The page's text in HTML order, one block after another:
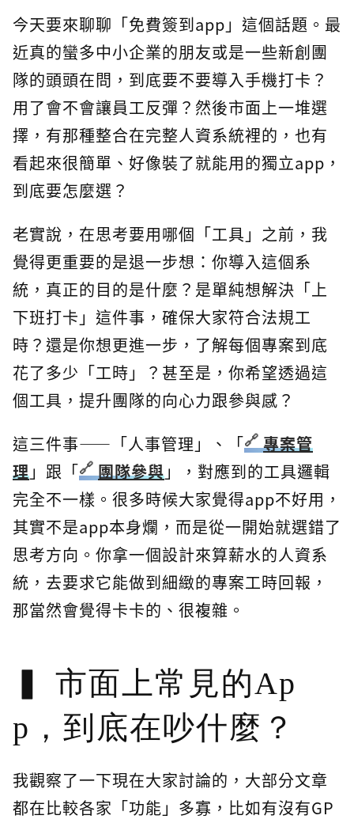
今天要來聊聊「免費簽到app」這個話題。最
近真的蠻多中小企業的朋友或是一些新創團
隊的頭頭在問，到底要不要導入手機打卡？
用了會不會讓員工反彈？然後市面上一堆選
擇，有那種整合在完整人資系統裡的，也有
看起來很簡單、好像裝了就能用的獨立app，
到底要怎麼選？
老實說，在思考要用哪個「工具」之前，我
覺得更重要的是退一步想：你導入這個系
統，真正的目的是什麼？是單純想解決「上
下班打卡」這件事，確保大家符合法規工
時？還是你想更進一步，了解每個專案到底
花了多少「工時」？甚至是，你希望透過這
個工具，提升團隊的向心力跟參與感？
這三件事——「人事管理」、「
專案管
理」跟「 團隊參與」，對應到的工具邏輯
完全不一樣。很多時候大家覺得app不好用，
其實不是app本身爛，而是從一開始就選錯了
思考方向。你拿一個設計來算薪水的人資系
統，去要求它能做到細緻的專案工時回報，
那當然會覺得卡卡的、很複雜。
市面上常見的Ap
p，到底在吵什麼？
我觀察了一下現在大家討論的，大部分文章
都在比較各家「功能」多寡，比如有沒有GP